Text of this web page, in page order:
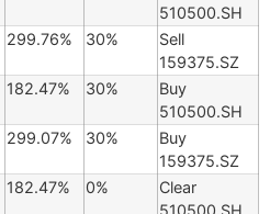
510500.SH
299.76% 30%
Sell
159375.SZ
182.47% 30%
Buy
510500.SH
299.07% 30%
Buy
159375.SZ
182.47% 0%
Clear
510500.SH